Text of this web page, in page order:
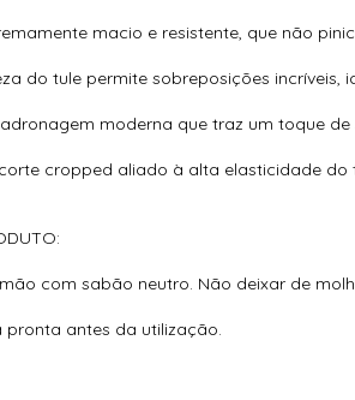
macio e resistente, que não
do tule permite sobreposições
moderna que traz um toque
cropped aliado à alta elasticidade
com sabão neutro. Não deixar de
pronta antes da utilização.